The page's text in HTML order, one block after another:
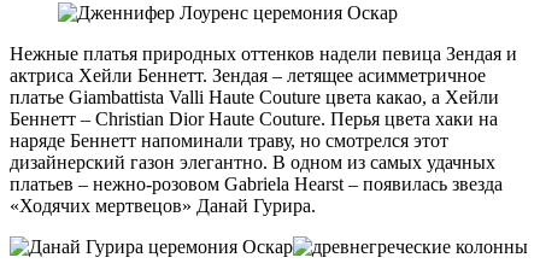
Нежные платья природных оттенков надели певица Зендая и
актриса Хейли Беннетт. Зендая – летящее асимметричное
платье Giambattista Valli Haute Couture цвета какао, а Хейли
Беннетт – Christian Dior Haute Couture. Перья цвета хаки на
наряде Беннетт напоминали траву, но смотрелся этот
дизайнерский газон элегантно. В одном из самых удачных
платьев – нежно-розовом Gabriela Hearst – появилась звезда
«Ходячих мертвецов» Данай Гурира.